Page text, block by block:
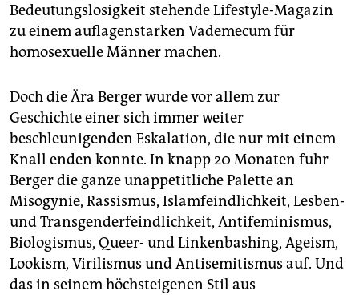
Bedeutungslosigkeit stehende Lifestyle-Magazin
zu einem auflagenstarken Vademecum für
homosexuelle Männer machen.
Doch die Ära Berger wurde vor allem zur
Geschichte einer sich immer weiter
beschleunigenden Eskalation, die nur mit einem
Knall enden konnte. In knapp 20 Monaten fuhr
Berger die ganze unappetitliche Palette an
Misogynie, Rassismus, Islamfeindlichkeit, Lesben-
und Transgenderfeindlichkeit, Antifeminismus,
Biologismus, Queer- und Linkenbashing, Ageism,
Lookism, Virilismus und Antisemitismus auf. Und
das in seinem höchsteigenen Stil aus